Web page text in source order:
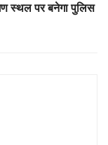
स्थल पर बनेगा पुलिस